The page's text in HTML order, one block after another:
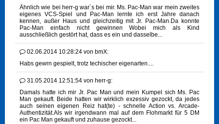
Ähnlich wie bei herr-g war´s bei mir. Ms. Pac-Man war mein zweites
eigenes VCS-Spiel und Pac-Man lernte ich erst Jahre danach
kennen, außer Haus und gleichzeitig mit Jr. Pac-Man.Da konnte
Pac-Man einfach nicht gewinnen Wobei mich als Kind
ausschließlich gestört hat, dass es ein und dasselbe...
02.06.2014 10:28:24 von bmX:
Habs gewrn gespielt, trotz techischer eigenarten....
31.05.2014 12:51:54 von herr-g:
Damals hatte ich mir Jr. Pac Man und mein Kumpel sich Ms. Pac
Man gekauft. Beide hatten wir wirklich exzessiv gezockt, da jedes
auch seinen eigenen Reiz hat(te) - schnelle Action vs. Arcade-
Authentizität.Als wir irgendwann mal auf dem Flohmarkt für 5 DM
ein Pac Man gekauft und zuhause gezockt...